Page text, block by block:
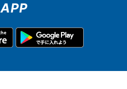
APP